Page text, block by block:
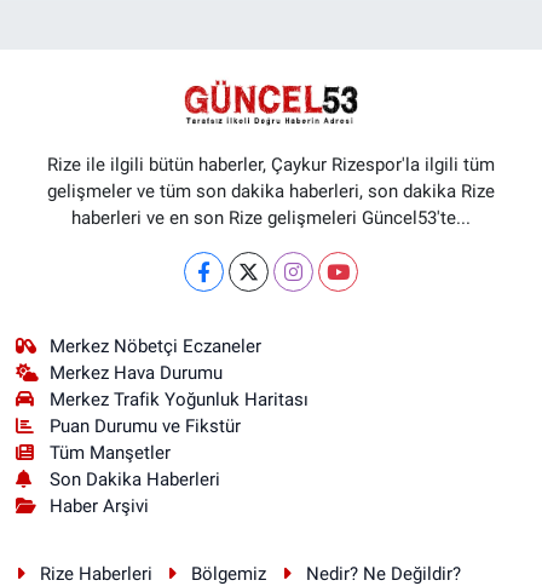
Rize ile ilgili bütün haberler, Çaykur Rizespor'la ilgili tüm
gelişmeler ve tüm son dakika haberleri, son dakika Rize
haberleri ve en son Rize gelişmeleri Güncel53'te...
Merkez Nöbetçi Eczaneler
Merkez Hava Durumu
Merkez Trafik Yoğunluk Haritası
Puan Durumu ve Fikstür
Tüm Manşetler
Son Dakika Haberleri
Haber Arşivi
Rize Haberleri Bölgemiz Nedir? Ne Değildir?